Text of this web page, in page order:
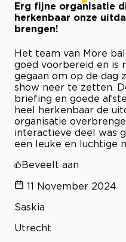
Erg fijne organisatie
herkenbaar onze
brengen!
Het team van More
goed voorbereid en is
gegaan om op de dag
show neer te zetten.
briefing en goede
heel herkenbaar de
organisatie
interactieve deel was
een leuke en luchtige
Beveelt aan
11 November 2024
Saskia
Utrecht